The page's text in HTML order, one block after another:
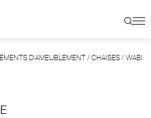
D'AMEUBLEMENT/CHAISES/WABI